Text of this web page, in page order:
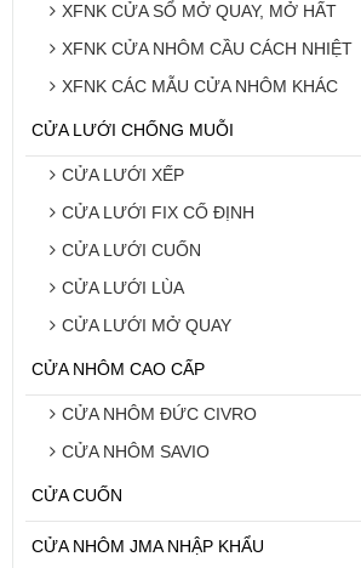
XFNK CỬA SỔ MỞ QUAY, MỞ HẤT
XFNK CỬA NHÔM CẦU CÁCH NHIỆT
XFNK CÁC MẪU CỬA NHÔM KHÁC
CỬA LƯỚI CHỐNG MUỖI
CỬA LƯỚI XẾP
CỬA LƯỚI FIX CỐ ĐỊNH
CỬA LƯỚI CUỐN
CỬA LƯỚI LÙA
CỬA LƯỚI MỞ QUAY
CỬA NHÔM CAO CẤP
CỬA NHÔM ĐỨC CIVRO
CỬA NHÔM SAVIO
CỬA CUỐN
CỬA NHÔM JMA NHẬP KHẨU